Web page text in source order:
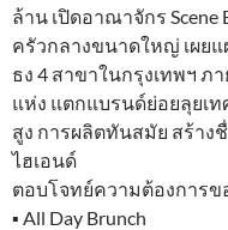
ล้าน เปิดอาณาจักร Scene
ครัวกลางขนาดใหญ่ เผย
ธง 4 สาขาในกรุงเทพฯ ภ
แห่ง แตกแบรนด์ย่อยลุยเ
สูง การผลิตทันสมัย สร้าง
ไฮเอนด์
ตอบโจทย์ความต้องการ
▪︎ All Day Brunch